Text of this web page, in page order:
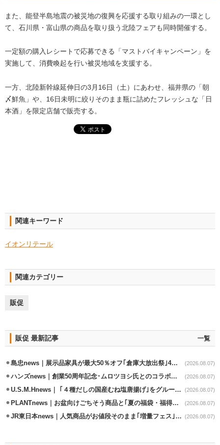
また、能登半島地震の被災地の復興を応援する取り組みの一環とし
て、石川県・富山県の商品を取り扱う北陸フェアも同時開催する。
一定額の購入レシートで応募できる「マストバイキャンペーン」を
実施して、消費喚起を行い被災地域を支援する。
一方、北陸新幹線延伸日の3月16日（土）にあわせ、福井県の「朝
〆鮮魚」や、16日未明に絞りそのまま瓶に詰めたフレッシュな「日
本酒」を限定店舗で販売する。
関連キーワード
イオンリテール
関連カテゴリー
販促
販促 最新記事 一覧
島忠news｜展示品家具が最大50％オフ｢倉庫大放出祭｣4店舗限定で開催 (2026.08.07)
ハンズnews｜創業50周年記念･ムロツヨシ氏とのコラボ企画｢ムロハンズ｣開催 (2026.08.07)
U.S.M.Hnews｜ ｢４種だしの国産むね塩唐揚げ｣をグループ610店で共同販促 (2026.08.07)
PLANTnews｜お盆向けごちそう商品と｢夏の福袋・福得カート｣8/8から開催 (2026.08.07)
JR東日本news｜人気商品がお値段そのまま｢増量フェス｣8/18から開催 (2026.08.07)